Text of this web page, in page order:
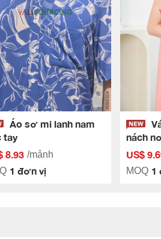
Áo sơ mi lanh nam
tay
8.93 /mảnh
1 đơn vị
nách
US$
MOQ 1